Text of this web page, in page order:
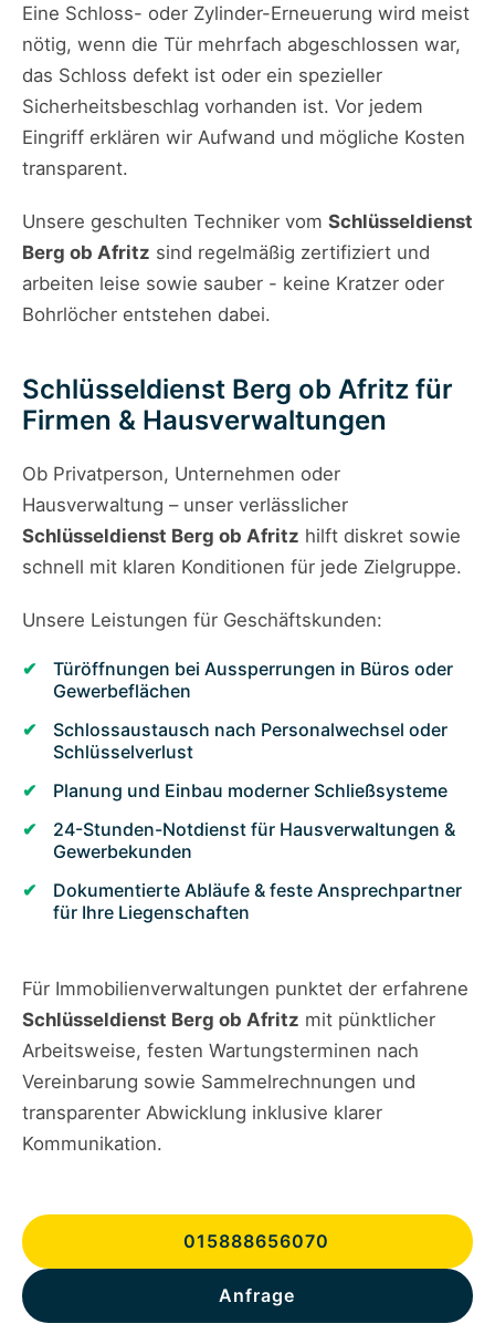
Eine Schloss- oder Zylinder-Erneuerung wird meist
nötig, wenn die Tür mehrfach abgeschlossen war,
das Schloss defekt ist oder ein spezieller
Sicherheitsbeschlag vorhanden ist. Vor jedem
Eingriff erklären wir Aufwand und mögliche Kosten
transparent.
Unsere geschulten Techniker vom Schlüsseldienst
Berg ob Afritz sind regelmäßig zertifiziert und
arbeiten leise sowie sauber - keine Kratzer oder
Bohrlöcher entstehen dabei.
Schlüsseldienst Berg ob Afritz für
Firmen & Hausverwaltungen
Ob Privatperson, Unternehmen oder
Hausverwaltung – unser verlässlicher
Schlüsseldienst Berg ob Afritz hilft diskret sowie
schnell mit klaren Konditionen für jede Zielgruppe.
Unsere Leistungen für Geschäftskunden:
Türöffnungen bei Aussperrungen in Büros oder
Gewerbeflächen
Schlossaustausch nach Personalwechsel oder
Schlüsselverlust
Planung und Einbau moderner Schließsysteme
24-Stunden-Notdienst für Hausverwaltungen &
Gewerbekunden
Dokumentierte Abläufe & feste Ansprechpartner
für Ihre Liegenschaften
Für Immobilienverwaltungen punktet der erfahrene
Schlüsseldienst Berg ob Afritz mit pünktlicher
Arbeitsweise, festen Wartungsterminen nach
Vereinbarung sowie Sammelrechnungen und
transparenter Abwicklung inklusive klarer
Kommunikation.
015888656070
Anfrage